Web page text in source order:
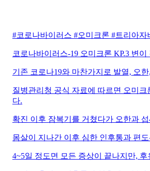
#코로나바이러스 #오미크론 #트리아자
코로나바이러스-19 오미크론 KP.3 변이
기존 코로나19와 마찬가지로 발열, 오
질병관리청 공식 자료에 따르면 오미
다.
확진 이후 잠복기를 거쳤다가 오한과
몸살이 지나간 이후 심한 인후통과 편
4~5일 정도면 모든 증상이 끝나지만,